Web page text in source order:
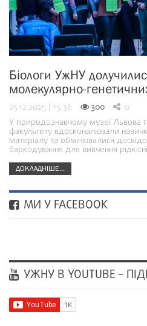
Біологи УжНУ
молекулярно-
25.12.2025 | 15:36 300 0
У природознавчому музеї Львова
факультету вдосконалювали
матеріалу та обмінювалися
баркодування для вивчення
ДОКЛАДНІШЕ...
МИ У FACEBOOK
УЖНУ В YOUTUBE –